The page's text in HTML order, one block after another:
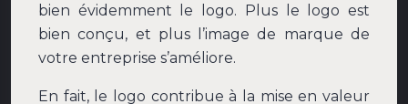
bien évidemment le logo. Plus le logo est
bien conçu, et plus l’image de marque de
votre entreprise s’améliore.
En fait, le logo contribue à la mise en valeur